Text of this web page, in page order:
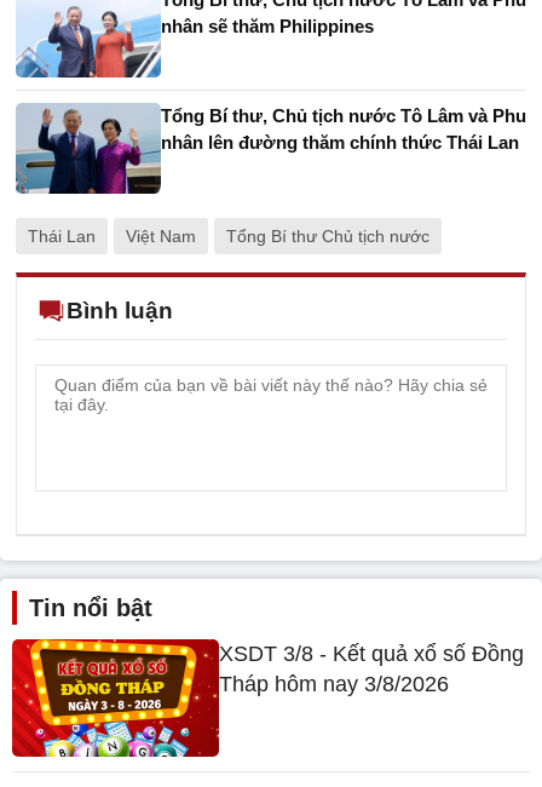
nhân sẽ thăm Philippines
Tổng Bí thư, Chủ tịch nước Tô Lâm và Phu
nhân lên đường thăm chính thức Thái Lan
Thái Lan Việt Nam Tổng Bí thư Chủ tịch nước
Bình luận
Tin nổi bật
XSDT 3/8 - Kết quả xổ số Đồng
Tháp hôm nay 3/8/2026